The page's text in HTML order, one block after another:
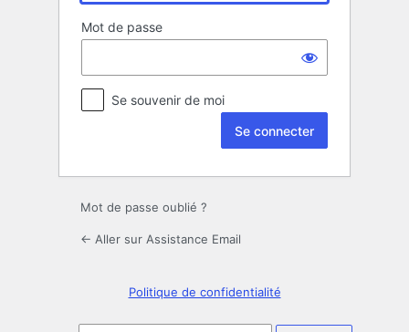
Mot de passe
Se souvenir de moi
Mot de passe oublié ?
← Aller sur Assistance Email
Politique de confidentialité